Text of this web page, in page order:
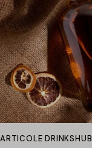
ARTICOLE DRINKSHUB